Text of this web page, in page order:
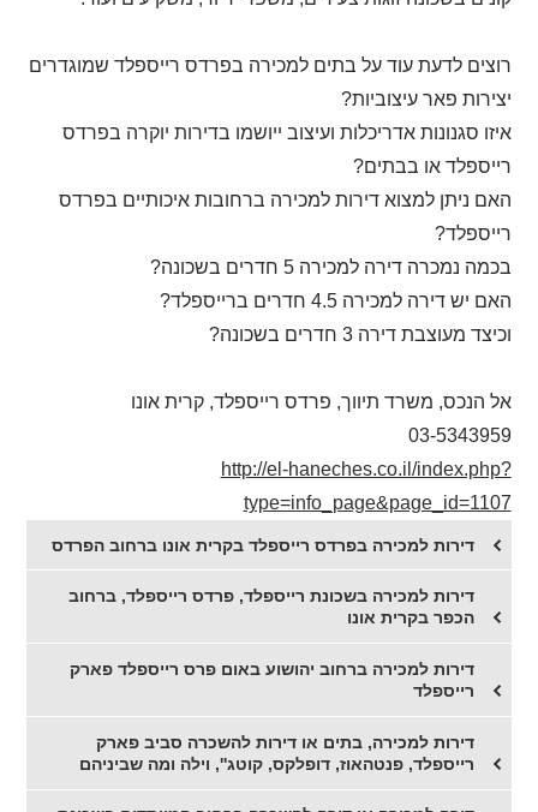
רוצים לדעת עוד על בתים למכירה בפרדס רייספלד שמוגדרים
יצירות פאר עיצוביות?
איזו סגנונות אדריכלות ועיצוב ייושמו בדירות יוקרה בפרדס
רייספלד או בבתים?
האם ניתן למצוא דירות למכירה ברחובות איכותיים בפרדס
רייספלד?
בכמה נמכרה דירה למכירה 5 חדרים בשכונה?
האם יש דירה למכירה 4.5 חדרים ברייספלד?
וכיצד מעוצבת דירה 3 חדרים בשכונה?
אל הנכס, משרד תיווך, פרדס רייספלד, קרית אונו
03-5343959
http://el-haneches.co.il/index.php?
type=info_page&page_id=1107
דירות למכירה בפרדס רייספלד בקרית אונו ברחוב הפרדס
דירות למכירה בשכונת רייספלד, פרדס רייספלד, ברחוב
הכפר בקרית אונו
דירות למכירה ברחוב יהושוע באום פרס רייספלד פארק
רייספלד
דירות למכירה, בתים או דירות להשכרה סביב פארק
רייספלד, פנטהאוז, דופלקס, קוטג'', וילה ומה שביניהם